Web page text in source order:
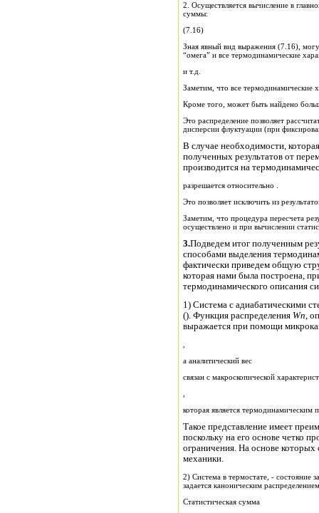
2. Осуществляется вычисление в
суммы:
(7.16)
Зная явный вид выражения (7.16),
“омега” и все термодинамические
и т.д.
Заметим, что все термодинамические
Кроме того, может быть найдено
Это распределение позволяет
дисперсии флуктуации (при
В случае необходимости,
полученных результатов от
производится на
разрешается относительно .
Это позволяет
Заметим, что процедура пересчета
осуществлено и при вычислении
3.Подведем итог полученным
способами выделения
фактически приведем общую
которая нами была построена,
термодинамического описания
1) Система с адиабатическими
(). Функция распределения Wn,
выражается при помощи
а аналитический вес
связан с макроскопической
которая является
Такое представление имеет
поскольку на его основе четко
ограничения. На основе которых
механики.
2) Система в
задается каноническим
Статистическая сумма